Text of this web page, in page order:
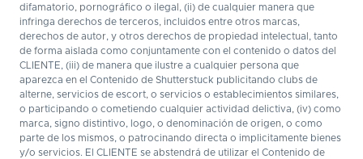
difamatorio, pornográfico o ilegal, (ii) de cualquier manera que
infringa derechos de terceros, incluidos entre otros marcas,
derechos de autor, y otros derechos de propiedad intelectual, tanto
de forma aislada como conjuntamente con el contenido o datos del
CLIENTE, (iii) de manera que ilustre a cualquier persona que
aparezca en el Contenido de Shutterstuck publicitando clubs de
alterne, servicios de escort, o servicios o establecimientos similares,
o participando o cometiendo cualquier actividad delictiva, (iv) como
marca, signo distintivo, logo, o denominación de origen, o como
parte de los mismos, o patrocinando directa o implicitamente bienes
y/o servicios. El CLIENTE se abstendrá de utilizar el Contenido de